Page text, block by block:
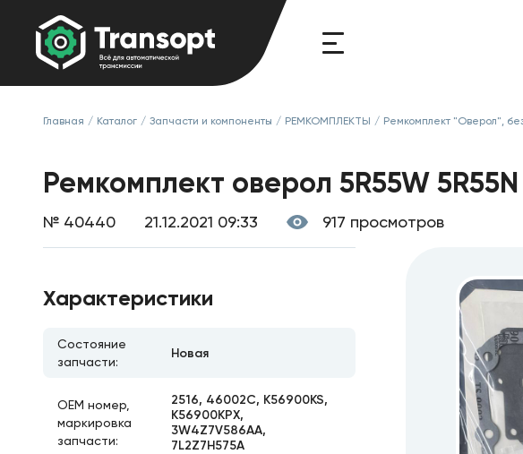
Главная / Каталог / Запчасти и компоненты / РЕМКОМПЛЕКТЫ / Ремкомплект "Оверол",
Ремкомплект оверол 5R55W 5R55N
№ 40440 21.12.2021 09:33 917 просмотров
Характеристики
Состояние
запчасти:
Новая
ОЕМ номер,
маркировка
запчасти:
2516, 46002C, K56900KS,
K56900KPX,
3W4Z7V586AA,
7L2Z7H575A